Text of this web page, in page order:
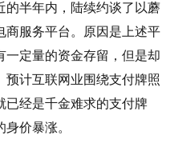
半年内，陆续约谈了以蘑
商服务平台。原因是上述平
一定量的资金存留，但是却
预计互联网业围绕支付牌照
已经是千金难求的支付牌
价暴涨。